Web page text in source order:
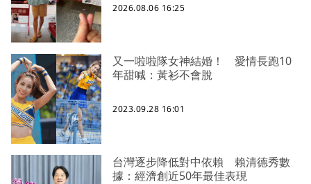
2026.08.06 16:25
又一啦啦隊女神結婚！ 愛情長跑10
年甜喊：黃衫不會脫
2023.09.28 16:01
台灣逐步降低對中依賴 賴清德秀數
據：經濟創近50年最佳表現